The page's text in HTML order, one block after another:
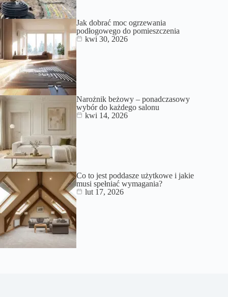
Jak dobrać moc ogrzewania
podłogowego do pomieszczenia
kwi 30, 2026
Narożnik beżowy – ponadczasowy
wybór do każdego salonu
kwi 14, 2026
Co to jest poddasze użytkowe i jakie
musi spełniać wymagania?
lut 17, 2026